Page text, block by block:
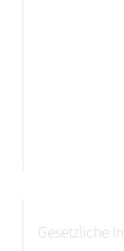
Gesetzliche